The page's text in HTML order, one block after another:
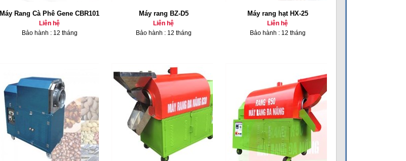
Máy Rang Cà Phê Gene CBR101
Liên hệ
Bảo hành : 12 tháng
Máy rang BZ-D5
Liên hệ
Bảo hành : 12 tháng
Máy rang hạt HX-25
Liên hệ
Bảo hành : 12 tháng